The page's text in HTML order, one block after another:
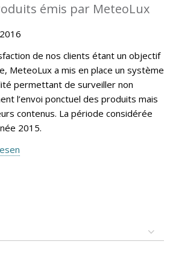
émis par MeteoLux
de nos clients étant un objectif
MeteoLux a mis en place un système
permettant de surveiller non
l’envoi ponctuel des produits mais
contenus. La période considérée
2015.